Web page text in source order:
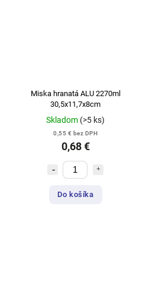
Miska hranatá ALU 2270ml
30,5x11,7x8cm
Skladom (>5 ks)
0,55 € bez DPH
0,68 €
Do košíka